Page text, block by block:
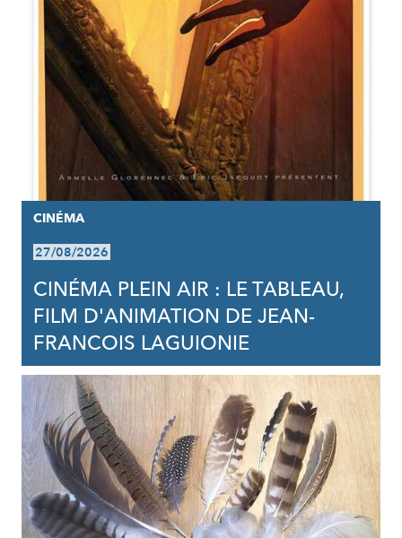
CINÉMA
27/08/2026
CINÉMA PLEIN AIR : LE TABLEAU,
FILM D'ANIMATION DE JEAN-
FRANCOIS LAGUIONIE